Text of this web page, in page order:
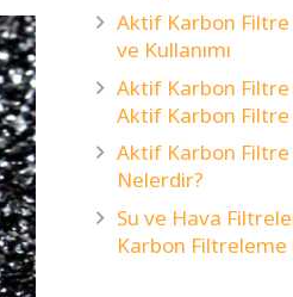
Aktif Karbon
ve Kullanımı
Aktif Karbon Filtre
Aktif Karbon
Aktif Karbon
Nelerdir?
Su ve Hava
Karbon Filtreleme